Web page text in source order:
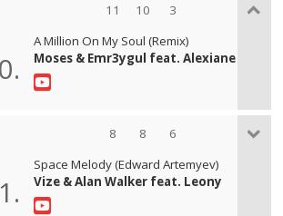
11 10 3
A Million On My Soul (Remix)
Moses & Emr3ygul feat. Alexiane
8 8 6
Space Melody (Edward Artemyev)
Vize & Alan Walker feat. Leony